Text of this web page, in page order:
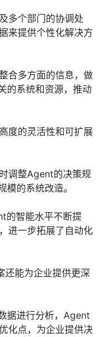
多个部门的协调处
来提供个性化解决方
合多方面的信息，做
的系统和资源，推动
度的灵活性和可扩展
调整Agent的决策规
模的系统改造。
的智能水平不断提
进一步拓展了自动化
还能为企业提供更深
据进行分析，Agent
化点，为企业提供决